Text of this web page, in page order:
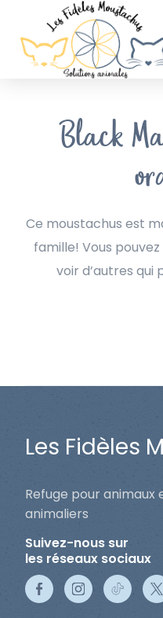
Black
Ce moustachus est
famille! Vous
voir d’autres qui
Les Fidèles
Refuge pour
animaliers
Suivez-nous sur
les réseaux sociaux